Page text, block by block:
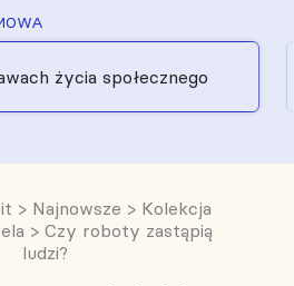
życia społecznego
> Najnowsze > Kolekcja
> Czy roboty zastąpią
ludzi?